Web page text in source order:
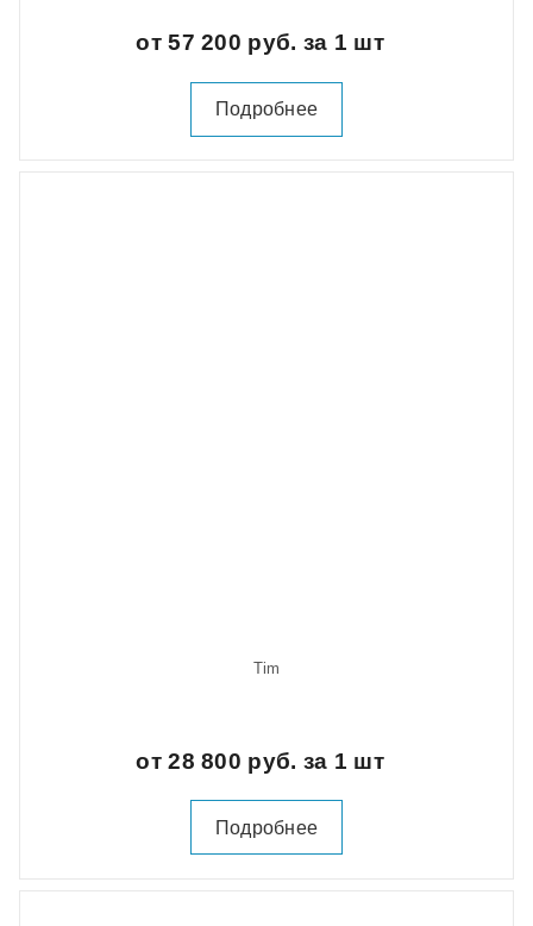
от 57 200 руб. за 1 шт
Подробнее
Tim
от 28 800 руб. за 1 шт
Подробнее